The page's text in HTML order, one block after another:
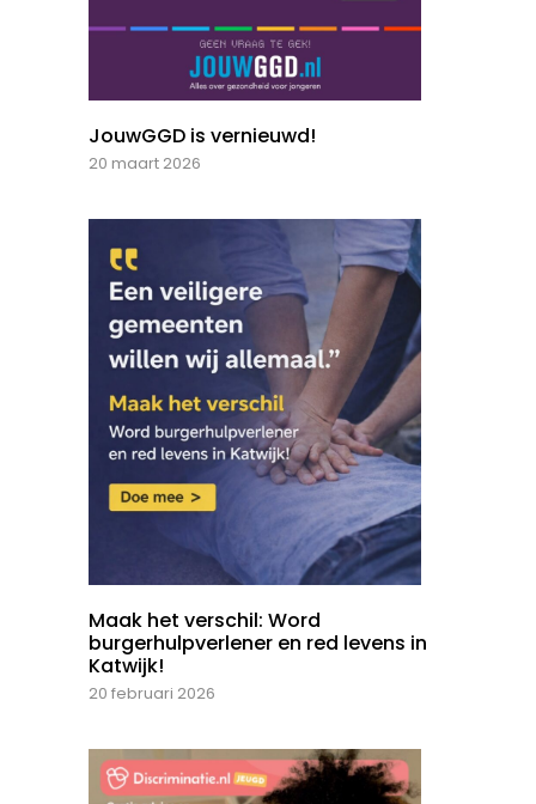
JouwGGD is vernieuwd!
20 maart 2026
Maak het verschil: Word
burgerhulpverlener en red levens in
Katwijk!
20 februari 2026